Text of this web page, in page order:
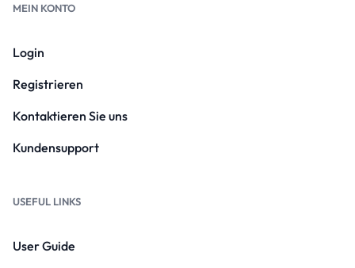
MEIN KONTO
Login
Registrieren
Kontaktieren Sie uns
Kundensupport
USEFUL LINKS
User Guide